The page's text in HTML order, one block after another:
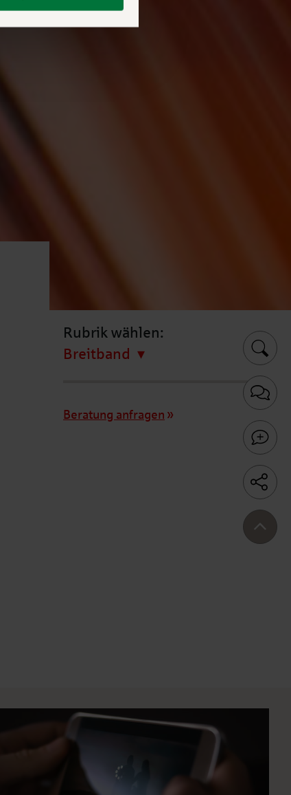
Rubrik wählen:
Breitband
Beratung anfragen